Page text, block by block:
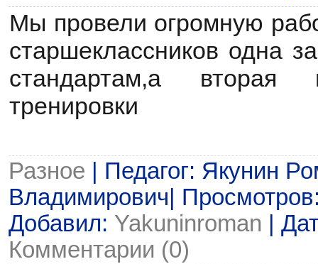
Мы провели огромную
старшеклассников одна
стандартам,а вторая
тренировки
Разное | Педагог: Якунин
Владимирович|
Добавил: Yakuninroman |
Комментарии (0)